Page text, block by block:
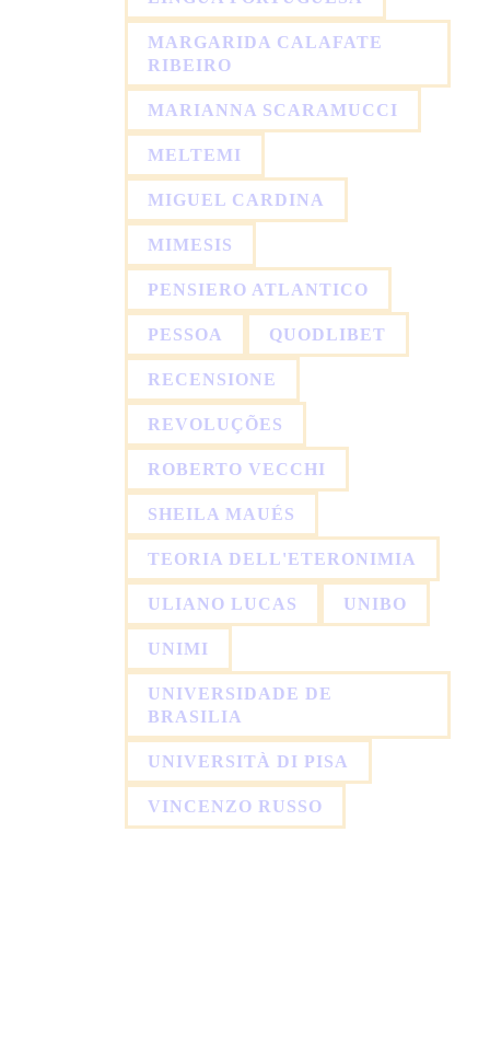
MARGARIDA CALAFATE
RIBEIRO
MARIANNA SCARAMUCCI
MELTEMI
MIGUEL CARDINA
MIMESIS
PENSIERO ATLANTICO
PESSOA QUODLIBET
RECENSIONE
REVOLUÇÕES
ROBERTO VECCHI
SHEILA MAUÉS
TEORIA DELL'ETERONIMIA
ULIANO LUCAS UNIBO
UNIMI
UNIVERSIDADE DE
BRASILIA
UNIVERSITÀ DI PISA
VINCENZO RUSSO